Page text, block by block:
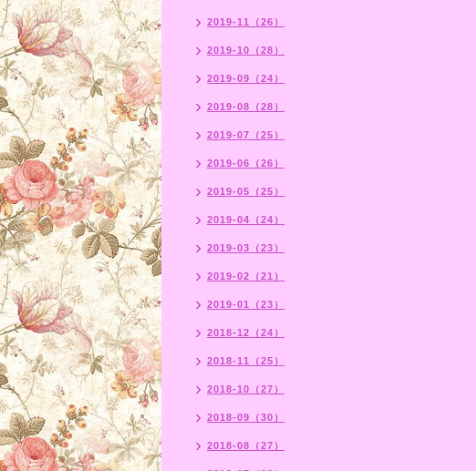
2019-11（26）
2019-10（28）
2019-09（24）
2019-08（28）
2019-07（25）
2019-06（26）
2019-05（25）
2019-04（24）
2019-03（23）
2019-02（21）
2019-01（23）
2018-12（24）
2018-11（25）
2018-10（27）
2018-09（30）
2018-08（27）